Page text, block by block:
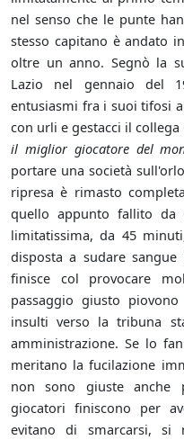
nel senso che le punte
stesso capitano è andato
oltre un anno. Segnò la
Lazio nel gennaio del
entusiasmi fra i suoi tifosi
con urli e gestacci il
il miglior giocatore del
portare una società
ripresa è rimasto
quello appunto fallito da
limitatissima, da 45
disposta a sudare
finisce col provocare
passaggio giusto
insulti verso la tribuna
amministrazione. Se lo
meritano la fucilazione
non sono giuste anche
giocatori finiscono per
evitano di smarcarsi, si